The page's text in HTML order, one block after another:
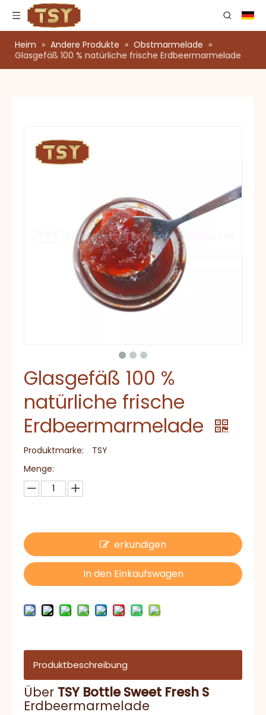
Heim » Andere Produkte » Obstmarmelade »
Glasgefäß 100 % natürliche frische Erdbeermarmelade
Glasgefäß 100 %
natürliche frische
Erdbeermarmelade
Produktmarke:
TSY
Menge:
erkundigen
In den Einkaufswagen
Produktbeschreibung
Über TSY Bottle Sweet Fresh S
Erdbeermarmelade